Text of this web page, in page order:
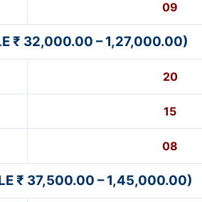
09
₹ 32,000.00 – 1,27,000.00)
20
15
08
₹ 37,500.00 – 1,45,000.00)